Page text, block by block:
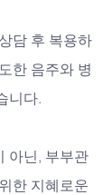
담 후 복용하
한 음주와 병
니다.
아닌, 부부관
한 지혜로운